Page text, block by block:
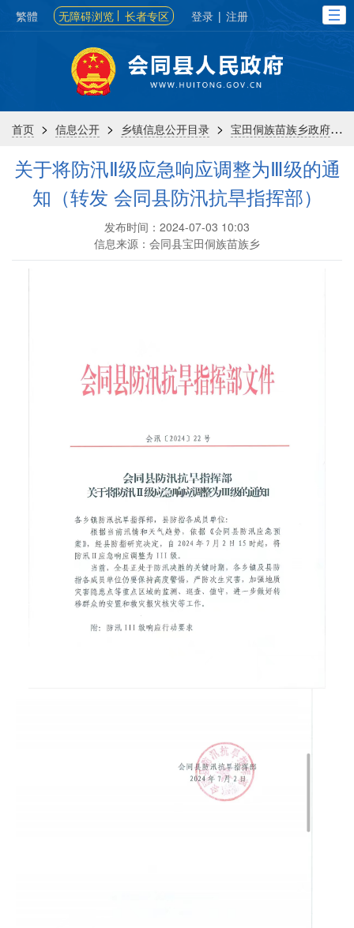
繁體 无障碍浏览 长者专区 登录 | 注册
首页 > 信息公开 > 乡镇信息公开目录 > 宝田侗族苗族乡政府 >
关于将防汛Ⅱ级应急响应调整为Ⅲ级的通
知（转发 会同县防汛抗旱指挥部）
发布时间：2024-07-03 10:03
信息来源：会同县宝田侗族苗族乡